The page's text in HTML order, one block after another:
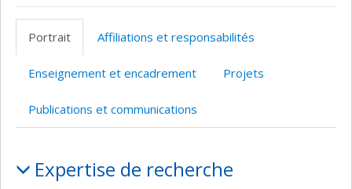
Page LinkedInAutre
site
Portrait Affiliations et responsabilités
Enseignement et encadrement Projets
Publications et communications
Expertise de recherche